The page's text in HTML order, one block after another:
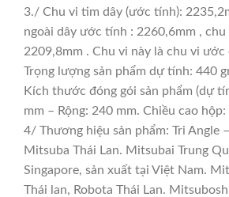
3./ Chu vi tim dây (ước tính):
ngoài dây ước tính : 2260,6mm ,
2209,8mm . Chu vi này là chu vi ước
Trọng lượng sản phẩm dự tính: 440
Kích thước đóng gói sản phẩm (dự
mm – Rộng: 240 mm. Chiều cao hộp:
4/ Thương hiệu sản phẩm: Tri Angle
Mitsuba Thái Lan. Mitsubai Trung
Singapore, sản xuất tại Việt Nam.
Thái lan, Robota Thái Lan.